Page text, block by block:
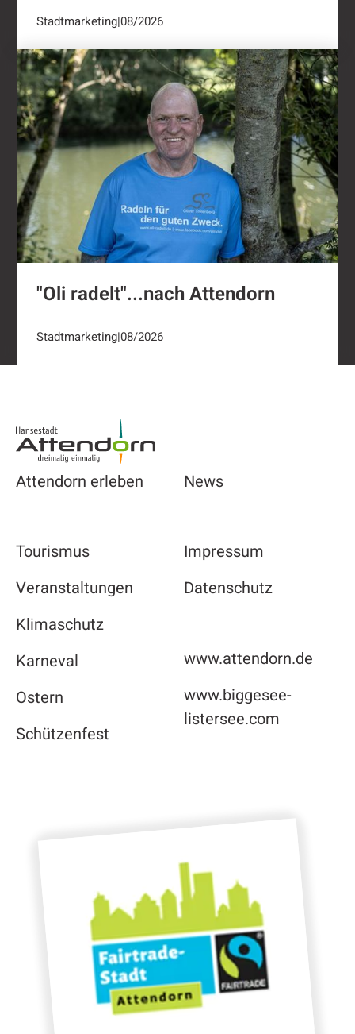
Stadtmarketing|08/2026
"Oli radelt"...nach Attendorn
"Oli radelt"...nach Attendorn
Stadtmarketing|08/2026
Attendorn erleben
Tourismus
Veranstaltungen
Klimaschutz
Karneval
Ostern
Schützenfest
News
Impressum
Datenschutz
www.attendorn.de
www.biggesee-
listersee.com